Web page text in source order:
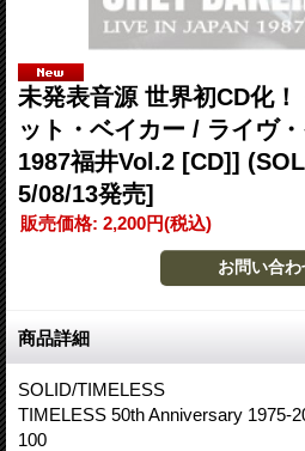
未発表音源 世界初CD化
ット・ベイカー / ライヴ
1987福井Vol.2 [CD]]
5/08/13発売]
販売価格: 2,200円(税込)
商品詳細
SOLID/TIMELESS
TIMELESS 50th Anniversary 1975-
100